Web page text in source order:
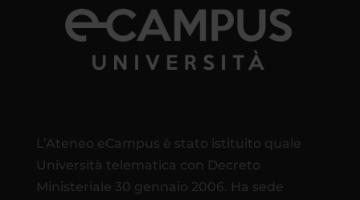
L’Ateneo eCampus è stato istituito quale
Università telematica con Decreto
Ministeriale 30 gennaio 2006. Ha sede